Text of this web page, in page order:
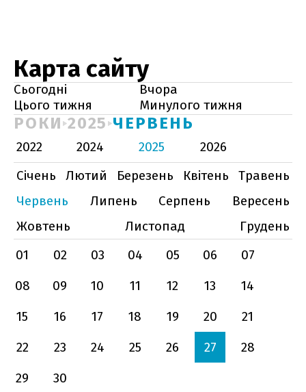
Карта сайту
Сьогодні
Вчора
Цього тижня
Минулого тижня
РОКИ 2025 ЧЕРВЕНЬ
2022 2024 2025
2026
Січень
Лютий Березень Квітень
Травень
Червень
Липень Серпень
Вересень
Жовтень
Листопад
Грудень
01
02 03 04 05 06
07
08
09 10 11 12 13
14
15
16 17 18 19 20
21
22
23 24 25 26 27
28
29
30